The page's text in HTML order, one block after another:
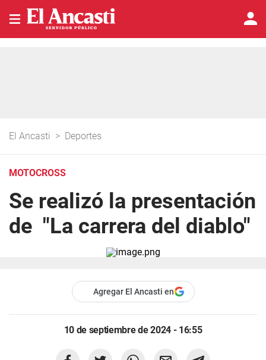
El Ancasti > Deportes
MOTOCROSS
Se realizó la presentación
de "La carrera del diablo"
Agregar El Ancasti en
10 de septiembre de 2024 - 16:55